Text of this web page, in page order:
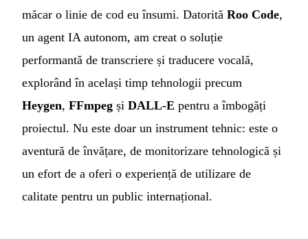
măcar o linie de cod eu însumi. Datorită Roo Code,
un agent IA autonom, am creat o soluție
performantă de transcriere și traducere vocală,
explorând în același timp tehnologii precum
Heygen, FFmpeg și DALL-E pentru a îmbogăți
proiectul. Nu este doar un instrument tehnic: este o
aventură de învățare, de monitorizare tehnologică și
un efort de a oferi o experiență de utilizare de
calitate pentru un public internațional.